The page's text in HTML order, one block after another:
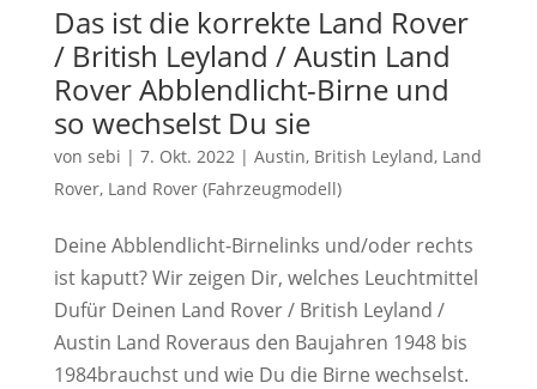
Das ist die korrekte Land Rover
/ British Leyland / Austin Land
Rover Abblendlicht-Birne und
so wechselst Du sie
von sebi | 7. Okt. 2022| Austin, British Leyland, Land
Rover, Land Rover (Fahrzeugmodell)
Deine Abblendlicht-Birnelinks und/oder rechts
ist kaputt? Wir zeigen Dir, welches Leuchtmittel
Dufür Deinen Land Rover / British Leyland /
Austin Land Roveraus den Baujahren 1948 bis
1984brauchst und wie Du die Birne wechselst.